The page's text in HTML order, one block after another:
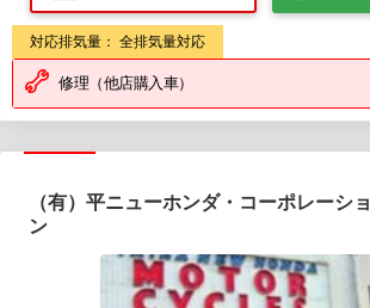
対応排気量： 全排気量対応
修理（他店購入車）
（有）平ニューホンダ・コーポレーショ
ン